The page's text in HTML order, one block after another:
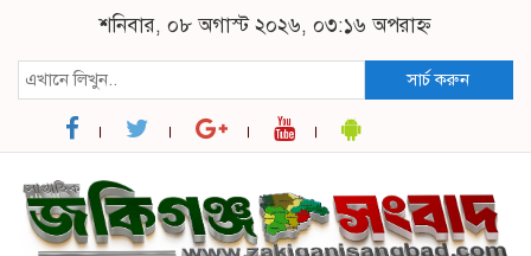
শনিবার, ০৮ অগাস্ট ২০২৬, ০৩:১৬ অপরাহ্ন
সার্চ করুন